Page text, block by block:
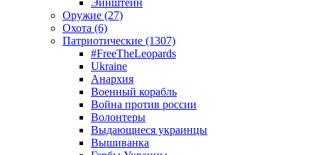
Эйнштейн
Оружие (27)
Охота (6)
Патриотические (1307)
#FreeTheLeopards
Ukraine
Анархия
Военный корабль
Война против россии
Волонтеры
Выдающиеся украинцы
Вышиванка